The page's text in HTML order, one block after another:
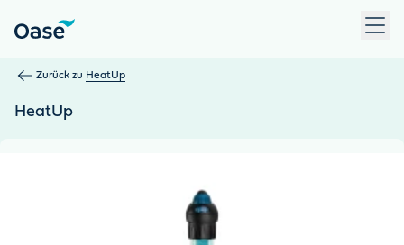
Zurück zu HeatUp
HeatUp